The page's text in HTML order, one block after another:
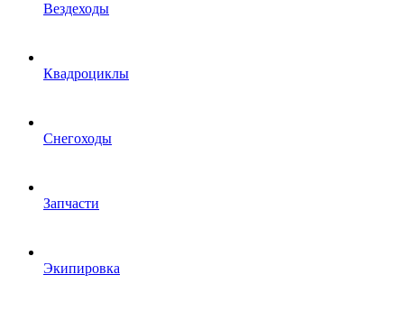
Вездеходы
Квадроциклы
Снегоходы
Запчасти
Экипировка